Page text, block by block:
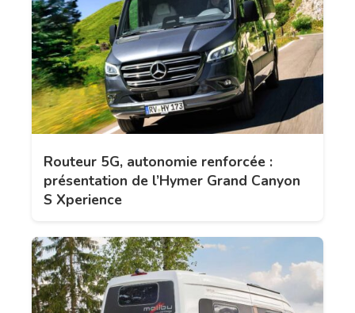
Routeur 5G, autonomie renforcée :
présentation de l’Hymer Grand Canyon
S Xperience